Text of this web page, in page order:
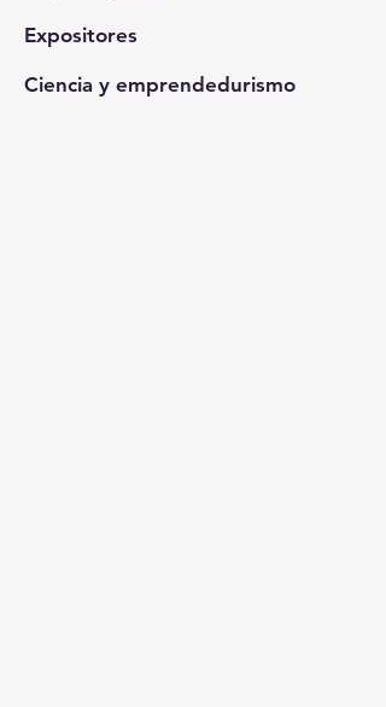
Expositores
Ciencia y emprendedurismo